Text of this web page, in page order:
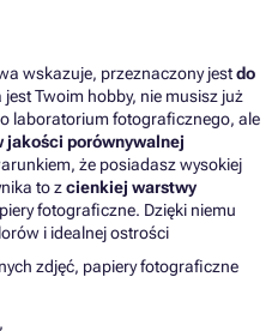
wskazuje, przeznaczony jestdo
Twoim hobby, nie musisz już
laboratorium fotograficznego, ale
jakości porównywalnej
że posiadasz wysokiej
to zcienkiej warstwy
fotograficzne. Dzięki niemu
i idealnej ostrości
zdjęć, papiery fotograficzne